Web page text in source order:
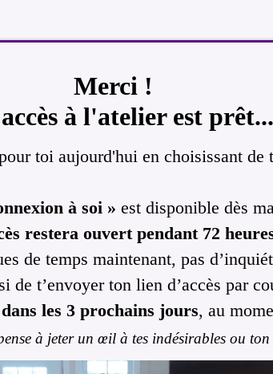
Merci !
à l'atelier est prêt...
toi aujourd'hui en choisissant de
à soi » est disponible dès
restera ouvert pendant 72
de temps maintenant, pas
de t’envoyer ton lien d’accès par
les 3 prochains jours, au
à jeter un œil à tes indésirables ou